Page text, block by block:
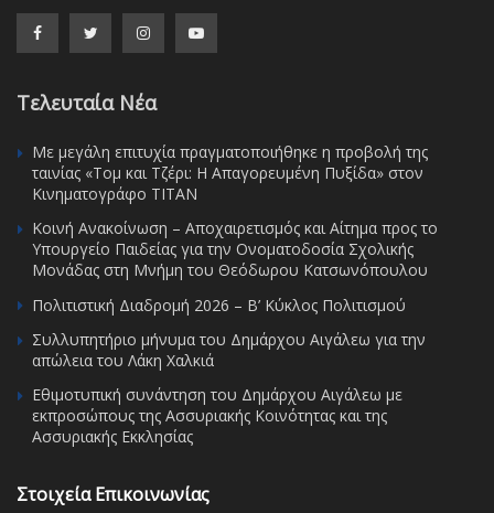
Τελευταία Νέα
Με μεγάλη επιτυχία πραγματοποιήθηκε η προβολή της
ταινίας «Τομ και Τζέρι: Η Απαγορευμένη Πυξίδα» στον
Κινηματογράφο ΤΙΤΑΝ
Κοινή Ανακοίνωση – Αποχαιρετισμός και Αίτημα προς το
Υπουργείο Παιδείας για την Ονοματοδοσία Σχολικής
Μονάδας στη Μνήμη του Θεόδωρου Κατσωνόπουλου
Πολιτιστική Διαδρομή 2026 – Β’ Κύκλος Πολιτισμού
Συλλυπητήριο μήνυμα του Δημάρχου Αιγάλεω για την
απώλεια του Λάκη Χαλκιά
Εθιμοτυπική συνάντηση του Δημάρχου Αιγάλεω με
εκπροσώπους της Ασσυριακής Κοινότητας και της
Ασσυριακής Εκκλησίας
Στοιχεία Επικοινωνίας